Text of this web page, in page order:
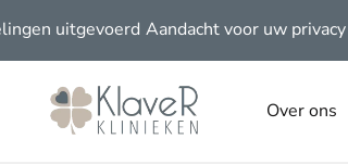
uitgevoerd Aandacht voor uw privacy
Over ons